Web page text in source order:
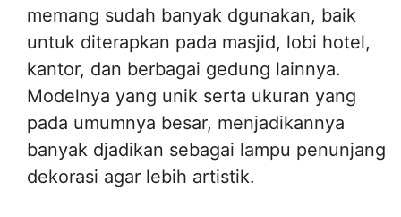
memang sudah banyak dgunakan, baik
untuk diterapkan pada masjid, lobi hotel,
kantor, dan berbagai gedung lainnya.
Modelnya yang unik serta ukuran yang
pada umumnya besar, menjadikannya
banyak djadikan sebagai lampu penunjang
dekorasi agar lebih artistik.